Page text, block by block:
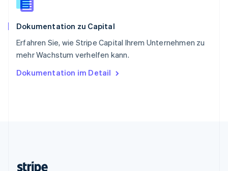
Dokumentation zu Capital
Erfahren Sie, wie Stripe Capital Ihrem Unternehmen zu
mehr Wachstum verhelfen kann.
Dokumentation im Detail
Spanien
Thailand
Tschechische Republik
English
English